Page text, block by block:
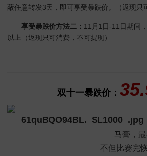
蔽任意转发3天，即可享受暴跌价。（返现只
享受暴跌价方法二： 11月1日-11日期间
以上（返现只可消费，不可提现）
双十一暴跌价：
马膏，
不但比赛完